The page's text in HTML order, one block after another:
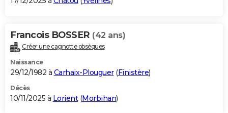
Francois BOSSER (42 ans)
Créer une cagnotte obsèques
Naissance
29/12/1982 à Carhaix-Plouguer(Finistère)
Décès
10/11/2025 à Lorient(Morbihan)